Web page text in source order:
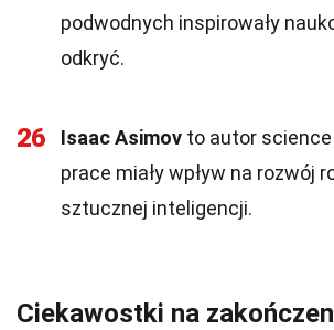
podwodnych inspirowały
odkryć.
26 Isaac Asimov to autor
prace miały wpływ na rozwój
sztucznej inteligencji.
Ciekawostki na